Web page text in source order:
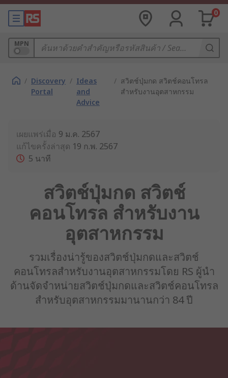
0
MPN
/ Discovery
Portal
/ Ideas
and
Advice
/ สวิตช์ปุ่มกด สวิตช์คอนโทรล
สำหรับงานอุตสาหกรรม
เผยแพร่เมื่อ 9 ม.ค. 2567
แก้ไขครั้งล่าสุด 19 ก.พ. 2567
5 นาที
สวิตช์ปุ่มกด สวิตช์
คอนโทรล สำหรับงาน
อุตสาหกรรม
รวมเรื่องน่ารู้ของสวิตช์ปุ่มกดและสวิตช์
คอนโทรลสำหรับงานอุตสาหกรรมโดย RS ผู้นำ
ด้านจัดจำหน่ายสวิตช์ปุ่มกดและสวิตช์คอนโทรล
สำหรับอุตสาหกรรมมานานกว่า 84 ปี